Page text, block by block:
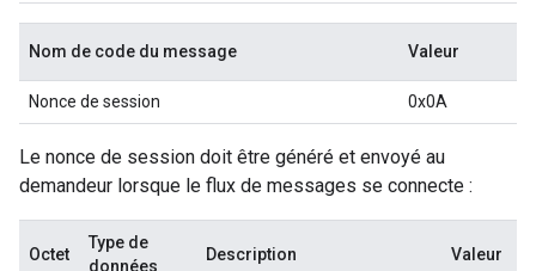
Nom de code du message Valeur
Nonce de session 0x0A
Le nonce de session doit être généré et envoyé au
demandeur lorsque le flux de messages se connecte :
Octet
Type de
données
Description Valeur